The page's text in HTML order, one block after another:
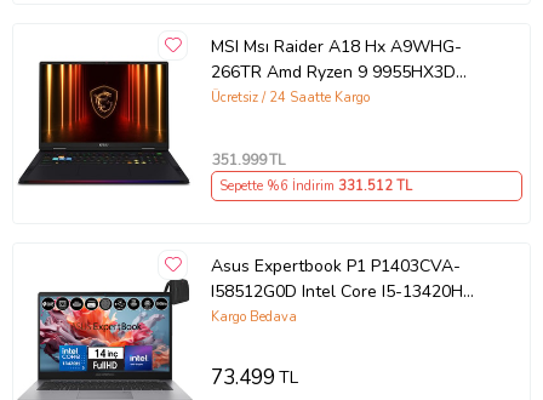
MSI Msı Raider A18 Hx A9WHG-
266TR Amd Ryzen 9 9955HX3D
64GB Ram Ddr5 2tb SSD Rtx 5070
Windows 11 Pro K42
Ücretsiz / 24 Saatte Kargo
351.999TL
Sepette %6 İndirim 331.512TL
Asus Expertbook P1 P1403CVA-
I58512G0D Intel Core I5-13420H
40GB Ddr5 256GB SSD
UHD Taşınabilir Bilgisayar
Kargo Bedava
73.499TL